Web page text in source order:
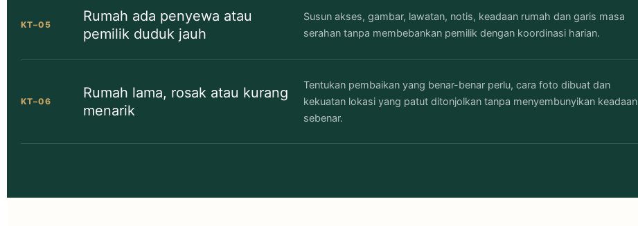
KT–05
Rumah ada penyewa atau
pemilik duduk jauh
Susun akses, gambar, lawatan, notis, keadaan rumah dan garis masa
serahan tanpa membebankan pemilik dengan koordinasi harian.
KT–06
Rumah lama, rosak atau kurang
menarik
Tentukan pembaikan yang benar-benar perlu, cara foto dibuat dan
kekuatan lokasi yang patut ditonjolkan tanpa menyembunyikan keadaan
sebenar.